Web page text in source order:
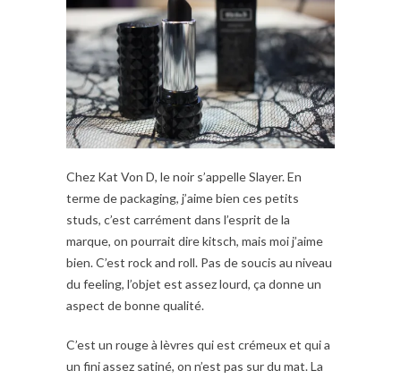
Chez Kat Von D, le noir s’appelle Slayer. En
terme de packaging, j’aime bien ces petits
studs, c’est carrément dans l’esprit de la
marque, on pourrait dire kitsch, mais moi j’aime
bien. C’est rock and roll. Pas de soucis au niveau
du feeling, l’objet est assez lourd, ça donne un
aspect de bonne qualité.
C’est un rouge à lèvres qui est crémeux et qui a
un fini assez satiné, on n’est pas sur du mat. La